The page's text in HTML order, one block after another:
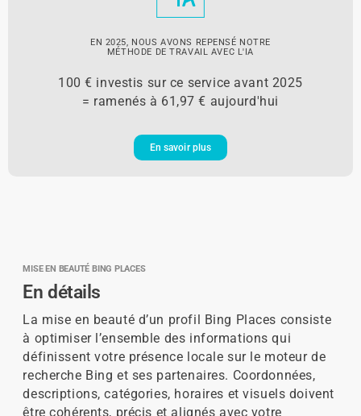
EN 2025, NOUS AVONS REPENSÉ NOTRE
MÉTHODE DE TRAVAIL AVEC L'IA
100 € investis sur ce service avant 2025
= ramenés à 61,97 € aujourd'hui
En savoir plus
MISE EN BEAUTÉ BING PLACES
En détails
La mise en beauté d’un profil Bing Places consiste
à optimiser l’ensemble des informations qui
définissent votre présence locale sur le moteur de
recherche Bing et ses partenaires. Coordonnées,
descriptions, catégories, horaires et visuels doivent
être cohérents, précis et alignés avec votre